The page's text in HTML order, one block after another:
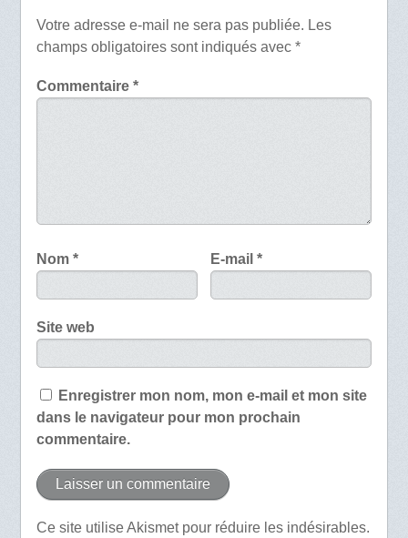
Votre adresse e-mail ne sera pas publiée. Les
champs obligatoires sont indiqués avec *
Commentaire *
Nom * E-mail*
Site web
Enregistrer mon nom, mon e-mail et mon site
dans le navigateur pour mon prochain
commentaire.
Ce site utilise Akismet pour réduire les indésirables.